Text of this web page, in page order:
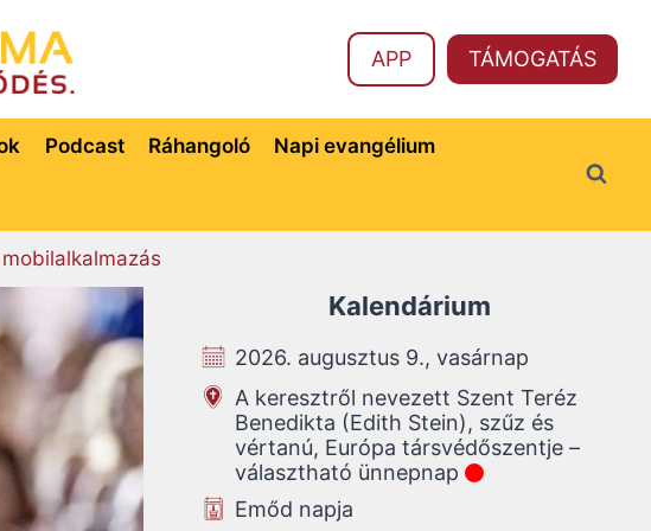
APP TÁMOGATÁS
Podcast Ráhangoló Napi evangélium
Kalendárium
2026. augusztus 9., vasárnap
A keresztről nevezett Szent Teréz
Benedikta (Edith Stein), szűz és
vértanú, Európa társvédőszentje –
választható ünnepnap
Emőd napja